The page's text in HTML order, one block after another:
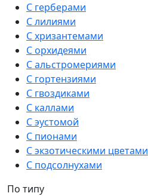
С герберами
С лилиями
С хризантемами
С орхидеями
С альстромериями
С гортензиями
С гвоздиками
С каллами
С эустомой
С пионами
С экзотическими цветами
С подсолнухами
По типу